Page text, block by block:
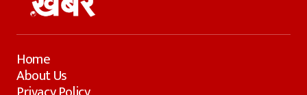
Home
About Us